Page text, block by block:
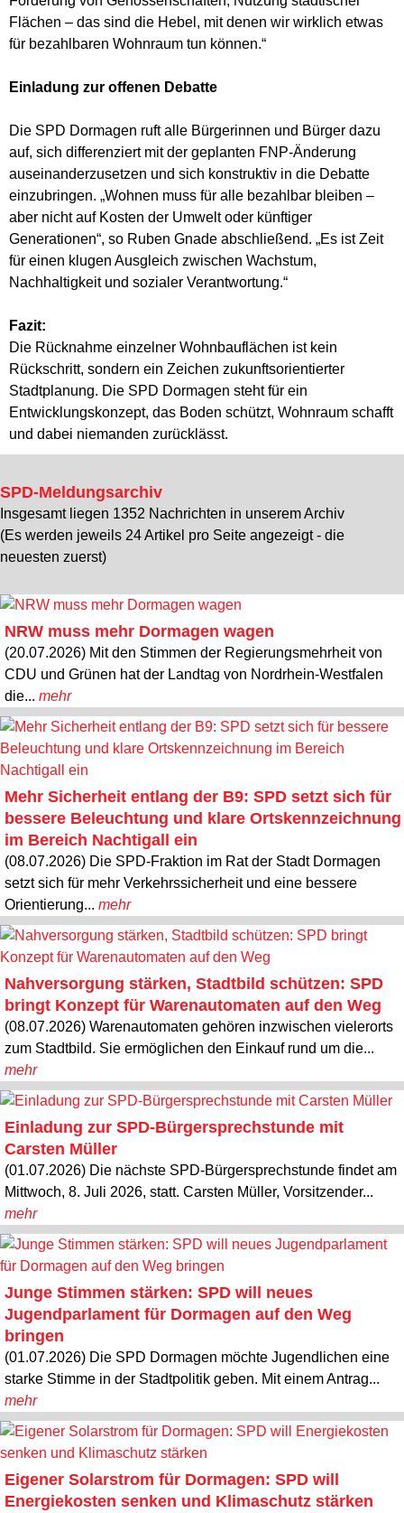
Flächen – das sind die Hebel, mit denen wir wirklich etwas
für bezahlbaren Wohnraum tun können.“
Einladung zur offenen Debatte
Die SPD Dormagen ruft alle Bürgerinnen und Bürger dazu
auf, sich differenziert mit der geplanten FNP-Änderung
auseinanderzusetzen und sich konstruktiv in die Debatte
einzubringen. „Wohnen muss für alle bezahlbar bleiben –
aber nicht auf Kosten der Umwelt oder künftiger
Generationen“, so Ruben Gnade abschließend. „Es ist Zeit
für einen klugen Ausgleich zwischen Wachstum,
Nachhaltigkeit und sozialer Verantwortung.“
Fazit:
Die Rücknahme einzelner Wohnbauflächen ist kein
Rückschritt, sondern ein Zeichen zukunftsorientierter
Stadtplanung. Die SPD Dormagen steht für ein
Entwicklungskonzept, das Boden schützt, Wohnraum schafft
und dabei niemanden zurücklässt.
SPD-Meldungsarchiv
Insgesamt liegen 1352 Nachrichten in unserem Archiv
(Es werden jeweils 24 Artikel pro Seite angezeigt - die
neuesten zuerst)
NRW muss mehr Dormagen wagen
(20.07.2026) Mit den Stimmen der Regierungsmehrheit von
CDU und Grünen hat der Landtag von Nordrhein-Westfalen
die... mehr
Mehr Sicherheit entlang der B9: SPD setzt sich für
bessere Beleuchtung und klare Ortskennzeichnung
im Bereich Nachtigall ein
(08.07.2026) Die SPD-Fraktion im Rat der Stadt Dormagen
setzt sich für mehr Verkehrssicherheit und eine bessere
Orientierung... mehr
Nahversorgung stärken, Stadtbild schützen: SPD
bringt Konzept für Warenautomaten auf den Weg
(08.07.2026) Warenautomaten gehören inzwischen vielerorts
zum Stadtbild. Sie ermöglichen den Einkauf rund um die...
mehr
Einladung zur SPD-Bürgersprechstunde mit
Carsten Müller
(01.07.2026) Die nächste SPD-Bürgersprechstunde findet am
Mittwoch, 8. Juli 2026, statt. Carsten Müller, Vorsitzender...
mehr
Junge Stimmen stärken: SPD will neues
Jugendparlament für Dormagen auf den Weg
bringen
(01.07.2026) Die SPD Dormagen möchte Jugendlichen eine
starke Stimme in der Stadtpolitik geben. Mit einem Antrag...
mehr
Eigener Solarstrom für Dormagen: SPD will
Energiekosten senken und Klimaschutz stärken